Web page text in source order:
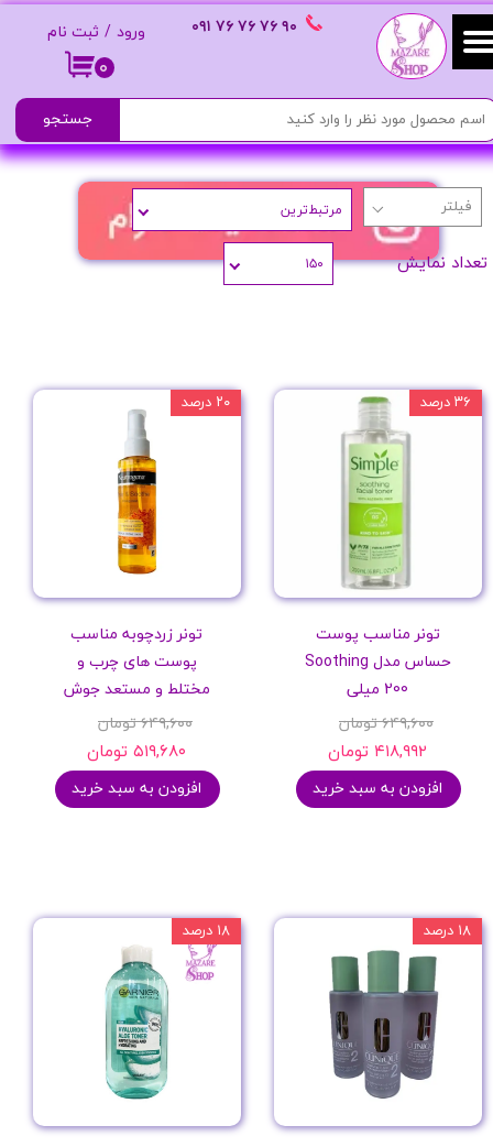
۰
ورود / ثبت نام
حساب کاربری من
تغییر گذر واژه
سفارشات
خروج از حساب کاربری
٩٠ ٧۶ ٧۶ ٧۶ ٠٩١
جستجو
مرتبط‌ترین
تعداد نمایش ۱۵۰
تونر مناسب پوست
حساس مدل Soothing
200 میلی
۶۴۹,۶۰۰ تومان
۴۱۸,۹۹۲ تومان
افزودن به سبد خرید
۳۶ درصد
تونر زردچوبه مناسب
پوست های چرب و
مختلط و مستعد جوش
۶۴۹,۶۰۰ تومان
۵۱۹,۶۸۰ تومان
افزودن به سبد خرید
۲۰ درصد
۱۸ درصد ۱۸ درصد